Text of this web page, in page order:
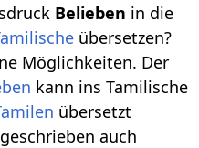
Belieben in die
übersetzen?
Möglichkeiten. Der
kann ins Tamilische
übersetzt
auch